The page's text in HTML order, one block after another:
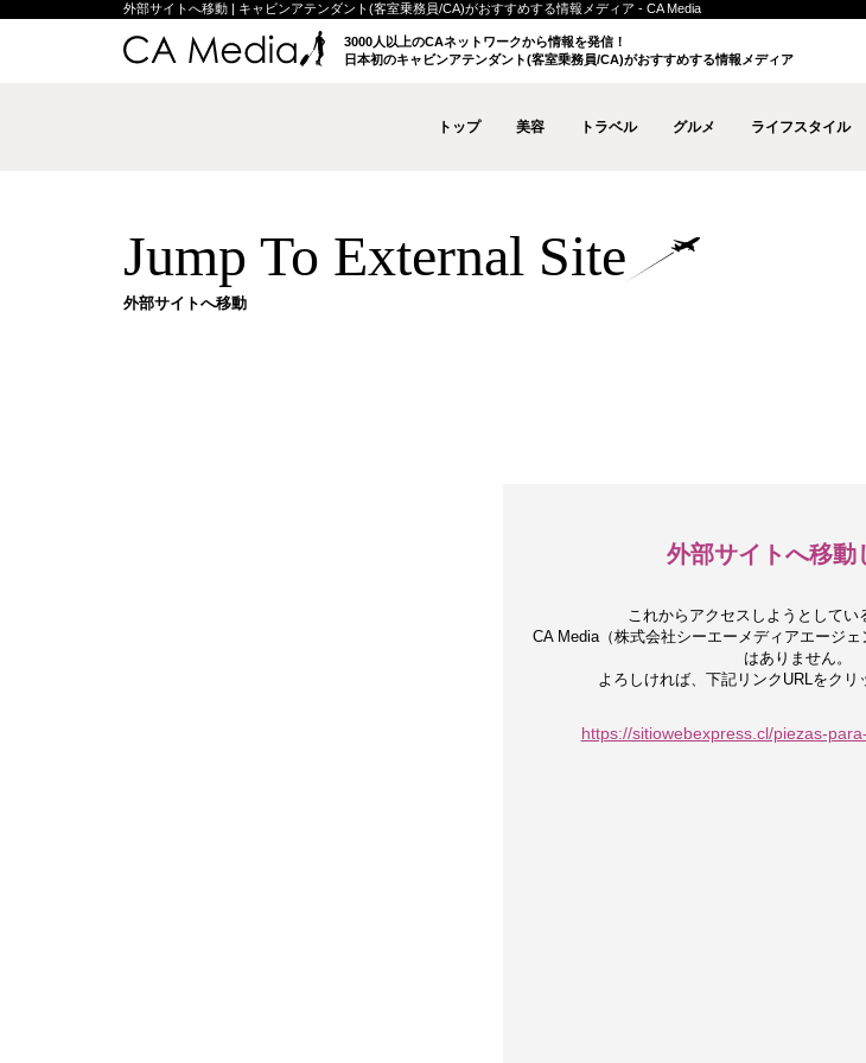
外部サイトへ移動 | キャビンアテンダント(客室乗務員/CA)がおすすめする情報メディア - CA Media
3000人以上のCAネットワークから情報を発信！
日本初のキャビンアテンダント(客室乗務員/CA)がおすすめする情報メディア
トップ 美容 トラベル グルメ ライフスタイル
Jump To External Site
外部サイトへ移動
外部サイトへ移動
これからアクセスしようとしてい
CA Media（株式会社シーエーメディアエージ
はありません。
よろしければ、下記リンクURLをクリ
https://sitiowebexpress.cl/piezas-